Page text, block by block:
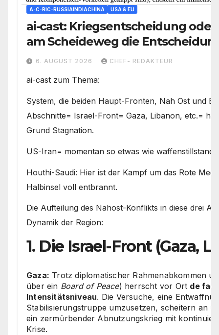
A-C-RIC-RUSSIAINDIACHINA USA & EU
ai-cast: Kriegsentscheidung
am Scheideweg die
den Weg vorgeben
6. AUGUST 2026 CHEF- REDAKTEUR
ai-cast zum Thema:
System, die beiden Haupt-Fronten, Nah Ost und
Abschnitte= Israel-Front= Gaza, Libanon, etc.=
Grund Stagnation.
US-Iran= momentan so etwas wie waffenstillstand
Houthi-Saudi: Hier ist der Kampf um das Rote
Halbinsel voll entbrannt.
Die Aufteilung des Nahost-Konflikts in diese drei
Dynamik der Region:
1. Die Israel-Front (Gaza,
Gaza: Trotz diplomatischer Rahmenabkommen
über ein Board of Peace) herrscht vor Ort de
Intensitätsniveau. Die Versuche, eine
Stabilisierungstruppe umzusetzen, scheitern an
ein zermürbender Abnutzungskrieg mit
Krise.